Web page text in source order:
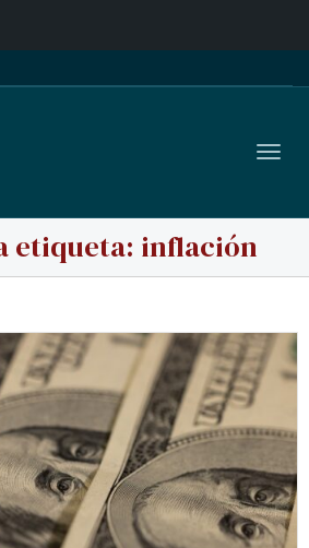
etiqueta: inflación